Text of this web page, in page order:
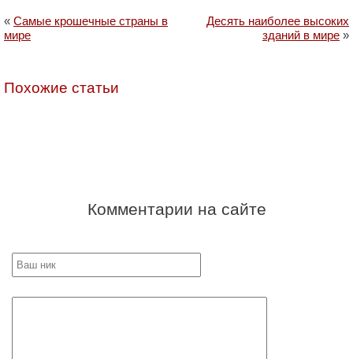
« Самые крошечные страны в
мире
Десять наиболее высоких
зданий в мире »
Похожие статьи
Комментарии на сайте